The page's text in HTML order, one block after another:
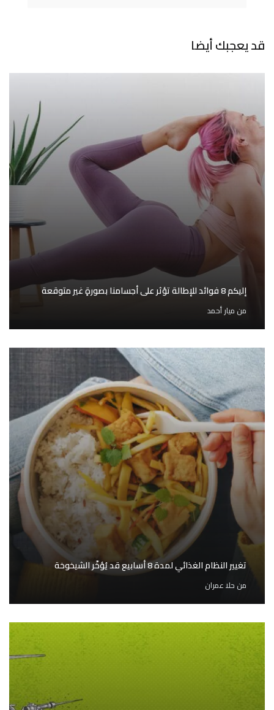
قد يعجبك أيضا
إليكم 8 فوائد للإطالة تؤثر على أجسامنا بصورةٍ غير متوقعة
من ميار أحمد
تغيير النظام الغذائي لمدة 8 أسابيع قد يُؤخّر الشيخوخة
من حلا عمران